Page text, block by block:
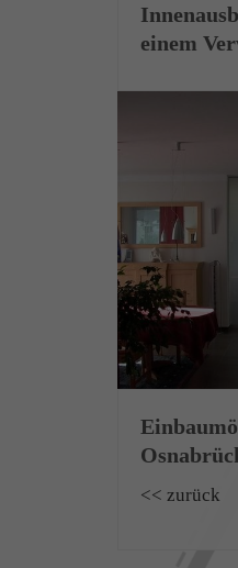
einem
<< zurück